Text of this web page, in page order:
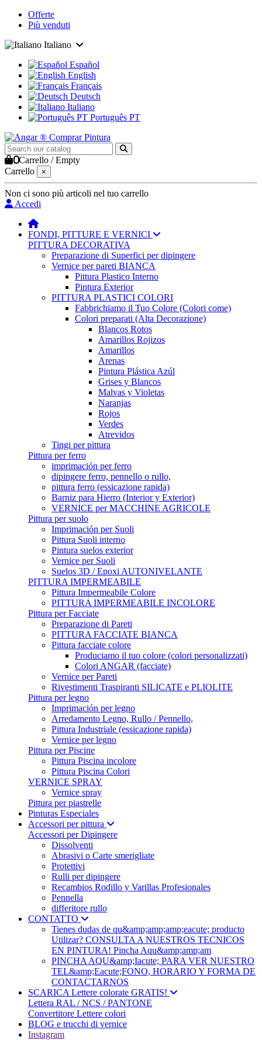
Offerte
Più venduti
Italiano
Español
English
Français
Deutsch
Italiano
Português PT
0Carrello /Empty
Carrello
×
Non ci sono più articoli nel tuo carrello
Accedi
FONDI, PITTURE E VERNICI
PITTURA DECORATIVA
Preparazione di Superfici per dipingere
Vernice per pareti BIANCA
Pittura Plastico Interno
Pintura Exterior
PITTURA PLASTICI COLORI
Fabbrichiamo il Tuo Colore (Colori come)
Colori preparati (Alta Decorazione)
Blancos Rotos
Amarillos Rojizos
Amarillos
Arenas
Pintura Plástica Azúl
Grises y Blancos
Malvas y Violetas
Naranjas
Rojos
Verdes
Atrevidos
Tingi per pittura
Pittura per ferro
imprimación per ferro
dipingere ferro, pennello o rullo,
pittura ferro (essicazione rapida)
Barniz para Hierro (Interior y Exterior)
VERNICE per MACCHINE AGRICOLE
Pittura per suolo
Imprimación per Suoli
Pittura Suoli interno
Pintura suelos exterior
Vernice per Suoli
Suelos 3D / Epoxi AUTONIVELANTE
PITTURA IMPERMEABILE
Pittura Impermeabile Colore
PITTURA IMPERMEABILE INCOLORE
Pittura per Facciate
Preparazione di Pareti
PITTURA FACCIATE BIANCA
Pittura facciate colore
Produciamo il tuo colore (colori personalizzati)
Colori ANGAR (facciate)
Vernice per Pareti
Rivestimenti Traspiranti SILICATE e PLIOLITE
Pittura per legno
Imprimación per legno
Arredamento Legno, Rullo / Pennello,
Pittura Industriale (essicazione rapida)
Vernice per legno
Pittura per Piscine
Pittura Piscina incolore
Pittura Piscina Colori
VERNICE SPRAY
Vernice spray
Pittura per piastrelle
Pinturas Especiales
Accessori per pittura
Accessori per Dipingere
Dissolventi
Abrasivi o Carte smerigliate
Protettivi
Rulli per dipingere
Recambios Rodillo y Varillas Profesionales
Pennella
differitore rullo
CONTATTO
Tienes dudas de qu&amp;amp;amp;eacute; producto
Utilizar? CONSULTA A NUESTROS TECNICOS
EN PINTURA! Pincha Aqu&amp;amp;am
PINCHA AQU&amp;Iacute; PARA VER NUESTRO
TEL&amp;Eacute;FONO, HORARIO Y FORMA DE
CONTACTARNOS
SCARICA Lettere colorate GRATIS!
Lettera RAL / NCS / PANTONE
Convertitore Lettere colori
BLOG e trucchi di vernice
Instagram